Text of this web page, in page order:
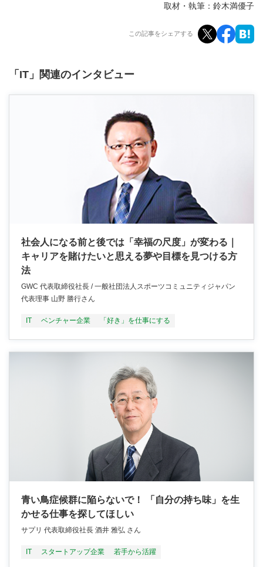
取材・執筆：鈴木満優子
この記事をシェアする
「IT」関連のインタビュー
社会人になる前と後では「幸福の尺度」が変わる｜
キャリアを賭けたいと思える夢や目標を見つける方
法
GWC 代表取締役社長 / 一般社団法人スポーツコミュニティジャパン
代表理事 山野 勝行さん
IT ベンチャー企業 「好き」を仕事にする
青い鳥症候群に陥らないで！ 「自分の持ち味」を生
かせる仕事を探してほしい
サプリ 代表取締役社長 酒井 雅弘 さん
IT スタートアップ企業 若手から活躍